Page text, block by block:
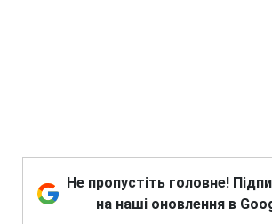
Не пропустіть головне!
на наші оновлення в